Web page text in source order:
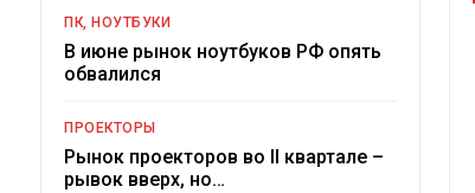
ПК, НОУТБУКИ
В июне рынок ноутбуков РФ опять
обвалился
ПРОЕКТОРЫ
Рынок проекторов во II квартале –
рывок вверх, но…